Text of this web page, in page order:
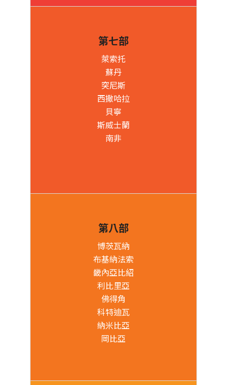
第七部
萊索托
蘇丹
突尼斯
西撒哈拉
貝寧
斯威士蘭
南非
第八部
博茨瓦納
布基納法索
畿內亞比紹
利比里亞
佛得角
科特迪瓦
納米比亞
岡比亞